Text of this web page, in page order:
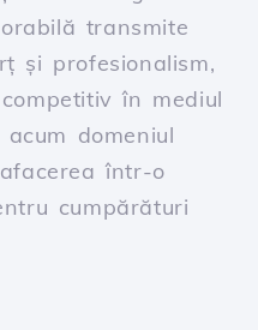
transmite
și profesionalism,
în mediul
domeniul
într-o
cumpărături